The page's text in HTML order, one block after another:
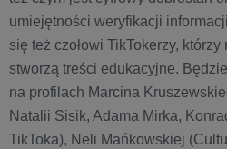
umiejętności weryfikacji
się też czołowi TikTokerzy, którzy
stworzą treści edukacyjne.
na profilach Marcina
Natalii Sisik, Adama Mirka,
TikToka), Neli Mańkowskiej